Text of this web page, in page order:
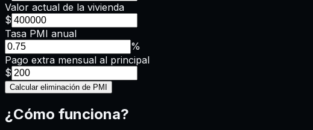
Valor actual de la vivienda
$
Tasa PMI anual
%
Pago extra mensual al principal
$
Calcular eliminación de PMI
¿Cómo funciona?